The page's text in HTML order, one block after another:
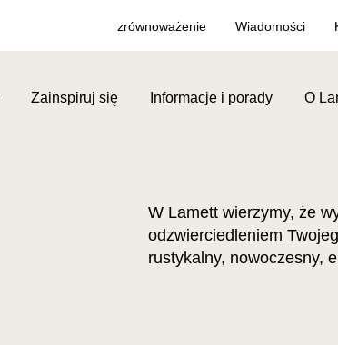
zrównoważenie Wiadomości
Zainspiruj się Informacje i porady O
W Lamett wierzymy, że
odzwierciedleniem
rustykalny, nowoczesny,